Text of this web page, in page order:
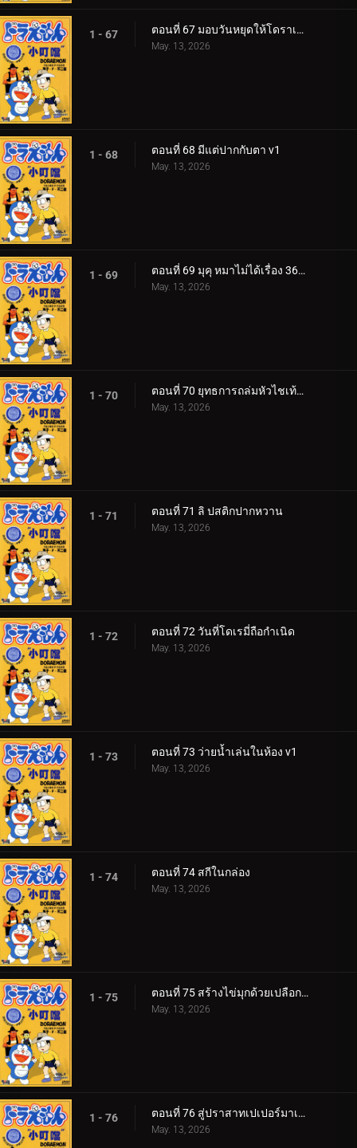
1 - 67 ตอนที่ 67 มอบวันหยุดให้โดราเอมอน
May. 13, 2026
1 - 68 ตอนที่ 68 มีแต่ปากกับตา v1
May. 13, 2026
1 - 69 ตอนที่ 69 มุคุ หมาไม่ได้เรื่อง 360p
May. 13, 2026
1 - 70 ตอนที่ 70 ยุทธการถล่มหัวไชเท้าของโนบิตะ
May. 13, 2026
1 - 71 ตอนที่ 71 ลิ ปสติกปากหวาน
May. 13, 2026
1 - 72 ตอนที่ 72 วันที่โดเรมี่ถือกำเนิด
May. 13, 2026
1 - 73 ตอนที่ 73 ว่ายน้ำเล่นในห้อง v1
May. 13, 2026
1 - 74 ตอนที่ 74 สกีในกล่อง
May. 13, 2026
1 - 75 ตอนที่ 75 สร้างไข่มุกด้วยเปลือกหอยเร่งเวลา
May. 13, 2026
1 - 76 ตอนที่ 76 สู่ปราสาทเปเปอร์มาเช่ v1
May. 13, 2026